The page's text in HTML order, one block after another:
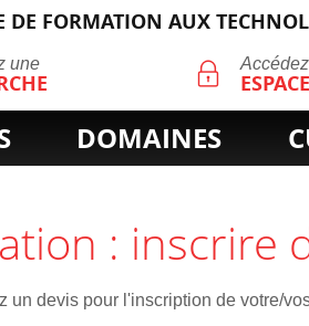
DE FORMATION AUX
une
DOMAINES
:
devis pour l'inscription de votre/